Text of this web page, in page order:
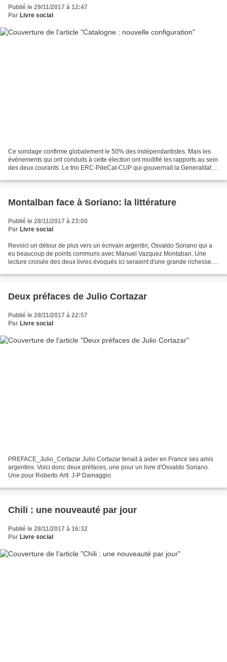
Publié le 29/11/2017 à 12:47
Par Livre social
Ce sondage confirme globalement le 50% des indépendantistes. Mais les
événements qui ont conduits à cette élection ont modifié les rapports au sein
des deux courants. Le trio ERC-PdeCat-CUP qui gouvernait la Generalitat a
Montalban face à Soriano: la littérature
Publié le 28/11/2017 à 23:00
Par Livre social
Revoici un détour de plus vers un écrivain argentin, Osvaldo Soriano qui a
eu beaucoup de points communs avec Manuel Vazquez Montaban. Une
lecture croisée des deux livres évoqués ici seraient d'une grande richesse.
Deux préfaces de Julio Cortazar
Publié le 28/11/2017 à 22:57
Par Livre social
PREFACE_Julio_Cortazar Julio Cortazar tenait à aider en France ses amis
argentins. Voici donc deux préfaces, une pour un livre d'Osvaldo Soriano.
Une pour Roberto Arlt. J-P Damaggio
Chili : une nouveauté par jour
Publié le 28/11/2017 à 16:32
Par Livre social